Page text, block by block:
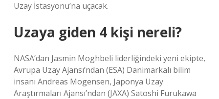
Uzay İstasyonu’na uçacak.
Uzaya giden 4 kişi nereli?
NASA’dan Jasmin Moghbeli liderliğindeki yeni ekipte,
Avrupa Uzay Ajansı’ndan (ESA) Danimarkalı bilim
insanı Andreas Mogensen, Japonya Uzay
Araştırmaları Ajansı’ndan (JAXA) Satoshi Furukawa